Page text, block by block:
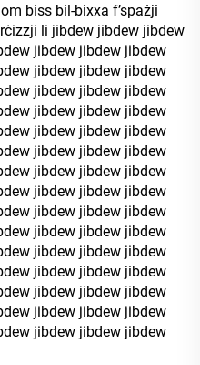
biss bil-bixxa f’spażji
li jibdew jibdew jibdew
jibdew jibdew jibdew
jibdew jibdew jibdew
jibdew jibdew jibdew
jibdew jibdew jibdew
jibdew jibdew jibdew
jibdew jibdew jibdew
jibdew jibdew jibdew
jibdew jibdew jibdew
jibdew jibdew jibdew
jibdew jibdew jibdew
jibdew jibdew jibdew
jibdew jibdew jibdew
jibdew jibdew jibdew
jibdew jibdew jibdew
jibdew jibdew jibdew